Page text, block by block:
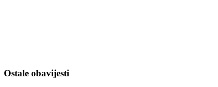
Ostale obavijesti